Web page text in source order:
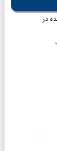
تحویل شده در